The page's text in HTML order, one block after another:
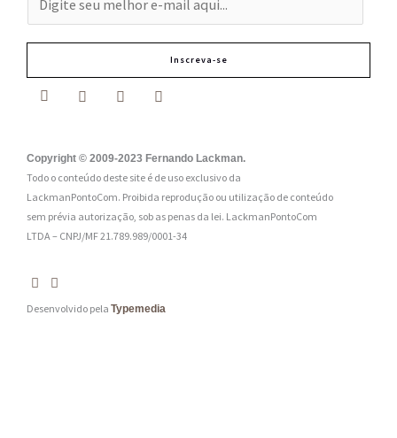
-
a
:
*
Inscreva-se
Copyright © 2009-2023 Fernando Lackman.
Todo o conteúdo deste site é de uso exclusivo da
LackmanPontoCom. Proibida reprodução ou utilização de conteúdo
sem prévia autorização, sob as penas da lei. LackmanPontoCom
LTDA – CNPJ/MF 21.789.989/0001-34
Desenvolvido pela Typemedia